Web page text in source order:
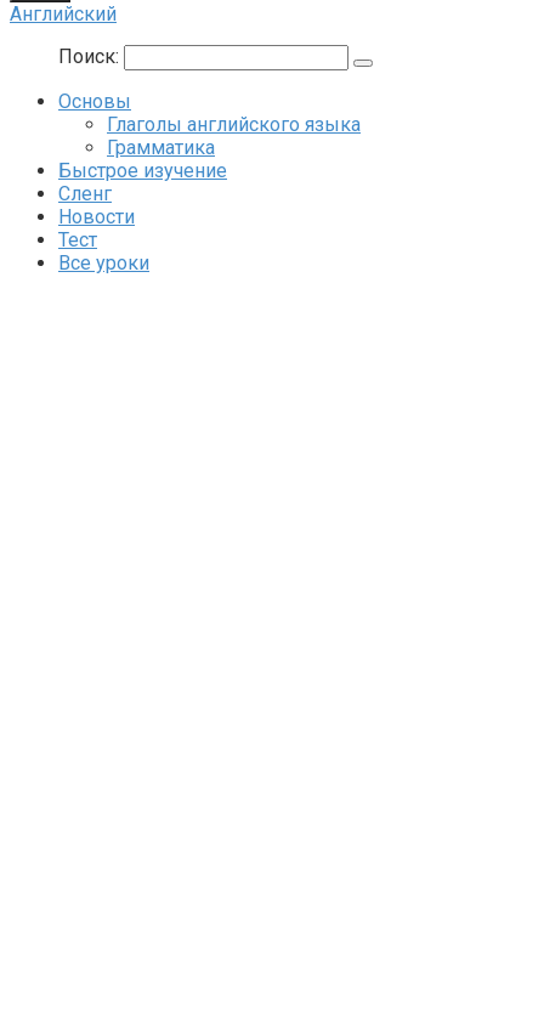
Английский
Поиск:
Основы
Глаголы английского языка
Грамматика
Быстрое изучение
Сленг
Новости
Тест
Все уроки